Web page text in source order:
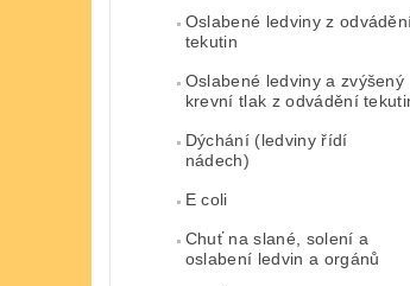
Oslabené ledviny z
tekutin
Oslabené ledviny a zvýšený
krevní tlak z odvádění
Dýchání (ledviny řídí
nádech)
E coli
Chuť na slané, solení a
oslabení ledvin a orgánů